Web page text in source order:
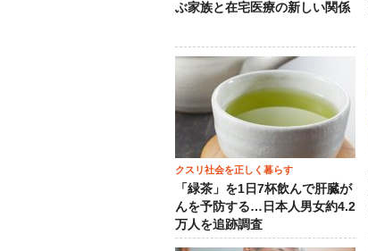
ぶ家族と在宅医療の新しい関係
クスリ社会を正しく暮らす
「緑茶」を1日7杯飲んで肝臓が
んを予防する…日本人男女約4.2
万人を追跡調査